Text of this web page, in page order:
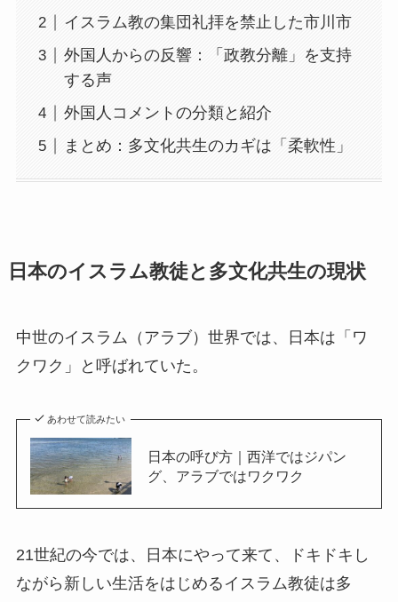
イスラム教の集団礼拝を禁止した市川市
外国人からの反響：「政教分離」を支持
する声
外国人コメントの分類と紹介
まとめ：多文化共生のカギは「柔軟性」
日本のイスラム教徒と多文化共生の現状
中世のイスラム（アラブ）世界では、日本は「ワ
クワク」と呼ばれていた。
あわせて読みたい
日本の呼び方｜西洋ではジパン
グ、アラブではワクワク
21世紀の今では、日本にやって来て、ドキドキし
ながら新しい生活をはじめるイスラム教徒は多